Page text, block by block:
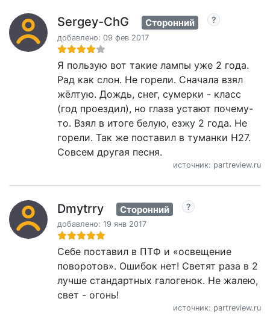
Sergey-ChG Сторонний
добавлено: 09 фев 2017
Я пользую вот такие лампы уже 2 года.
Рад как слон. Не горели. Сначала взял
жёлтую. Дождь, снег, сумерки - класс
(год проездил), но глаза устают почему-
то. Взял в итоге белую, езжу 2 года. Не
горели. Так же поставил в туманки H27.
Совсем другая песня.
источник: partreview.ru
Dmytrry Сторонний
добавлено: 19 янв 2017
Себе поставил в ПТФ и «освещение
поворотов». Ошибок нет! Светят раза в 2
лучше стандартных галогенок. Не жалею,
свет - огонь!
источник: partreview.ru